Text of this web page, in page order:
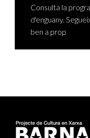
Consulta la
d'enguany.
ben a prop